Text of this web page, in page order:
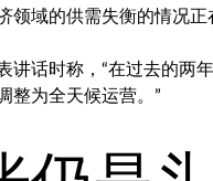
领域的供需失衡的情况正
讲话时称，“在过去的两
整为全天候运营。”